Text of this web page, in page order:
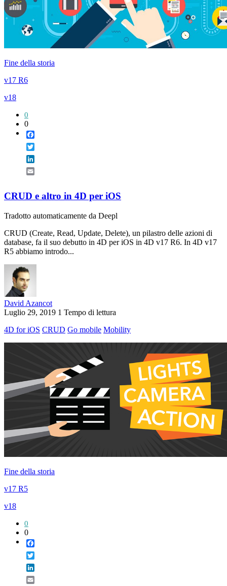
Fine della storia
v17 R6
v18
0
0
CRUD e altro in 4D per iOS
Tradotto automaticamente da Deepl
CRUD (Create, Read, Update, Delete), un pilastro delle azioni di
database, fa il suo debutto in 4D per iOS in 4D v17 R6. In 4D v17
R5 abbiamo introdo...
David Azancot
Luglio 29, 2019 1 Tempo di lettura
4D for iOS CRUD Go mobile Mobility
Fine della storia
v17 R5
v18
0
0